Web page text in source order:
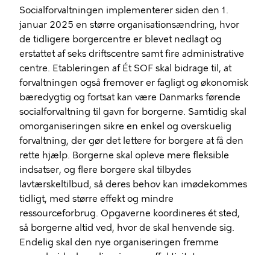
Socialforvaltningen implementerer siden den 1.
januar 2025 en større organisationsændring, hvor
de tidligere borgercentre er blevetnedlagt og
erstattet afseks driftscentre samt fire administrative
centre. Etableringen af Ét SOF skal bidrage til, at
forvaltningen også fremover er fagligt og økonomisk
bæredygtig og fortsat kan være Danmarks førende
socialforvaltning til gavn for borgerne. Samtidig skal
omorganiseringen sikre en enkel og overskuelig
forvaltning, der gør det lettere for borgere at få den
rette hjælp. Borgerne skal opleve mere fleksible
indsatser, og flere borgere skal tilbydes
lavtærskeltilbud, så deres behov kan imødekommes
tidligt, med større effekt og mindre
ressourceforbrug. Opgaverne koordineres ét sted,
så borgerne altid ved, hvor de skal henvende sig.
Endelig skal den nye organiseringen fremme